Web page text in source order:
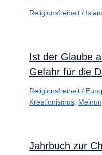
Religionsfreiheit / Islam
Ist der Glaube
Gefahr für die
Religionsfreiheit /
Kreationismus,
Jahrbuch zur